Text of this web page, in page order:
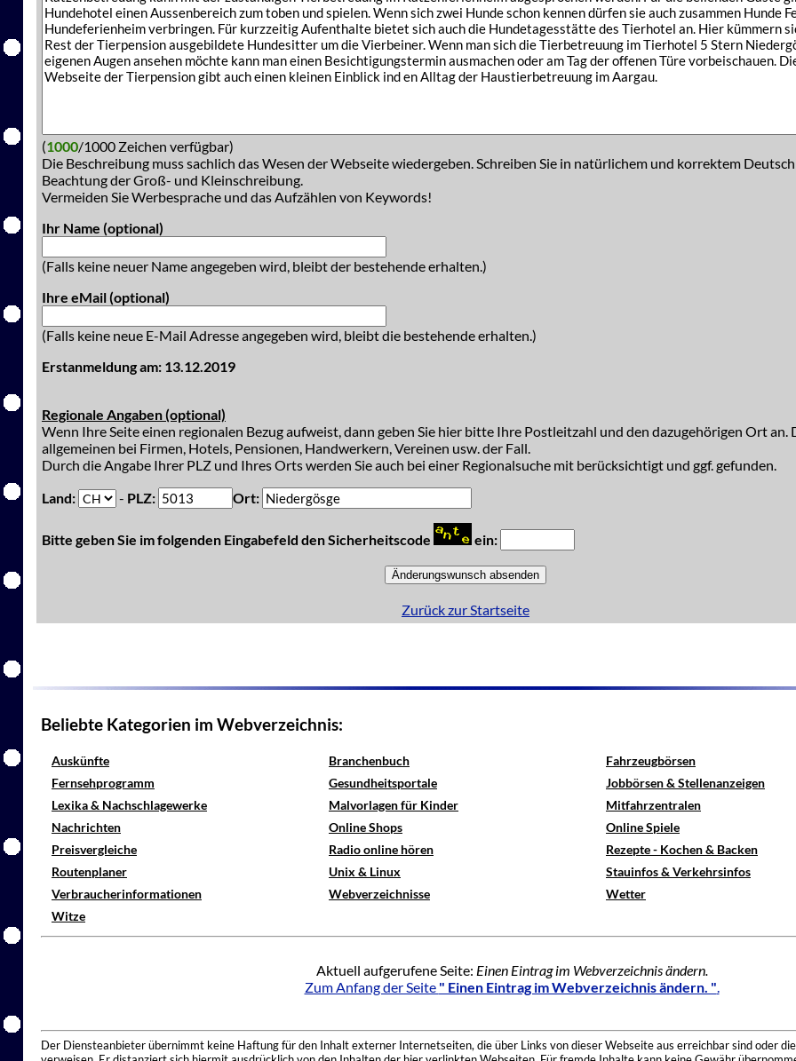
(1000/1000 Zeichen verfügbar)
Die Beschreibung muss sachlich das Wesen der Webseite wiedergeben. Schreiben Sie in natürlichem und korrektem
Beachtung der Groß- und Kleinschreibung.
Vermeiden Sie Werbesprache und das Aufzählen von Keywords!
Ihr Name (optional)
(Falls keine neuer Name angegeben wird, bleibt der bestehende erhalten.)
Ihre eMail (optional)
(Falls keine neue E-Mail Adresse angegeben wird, bleibt die bestehende erhalten.)
Erstanmeldung am: 13.12.2019
Regionale Angaben (optional)
Wenn Ihre Seite einen regionalen Bezug aufweist, dann geben Sie hier bitte Ihre Postleitzahl und den dazugehörigen Ort an.
allgemeinen bei Firmen, Hotels, Pensionen, Handwerkern, Vereinen usw. der Fall.
Durch die Angabe Ihrer PLZ und Ihres Orts werden Sie auch bei einer Regionalsuche mit berücksichtigt und ggf. gefunden.
Land:
- PLZ: Ort:
Bitte geben Sie im folgenden Eingabefeld den Sicherheitscode ein:
Zurück zur Startseite
Beliebte Kategorien im Webverzeichnis:
Auskünfte Branchenbuch
Fahrzeugbörsen
Fernsehprogramm
Gesundheitsportale
Jobbörsen & Stellenanzeigen
Lexika & Nachschlagewerke
Malvorlagen für Kinder
Mitfahrzentralen
Nachrichten
Online Shops
Online Spiele
Preisvergleiche
Radio online hören
Rezepte - Kochen & Backen
Routenplaner
Unix & Linux
Stauinfos & Verkehrsinfos
Verbraucherinformationen
Webverzeichnisse
Wetter
Witze
Aktuell aufgerufene Seite: Einen Eintrag im Webverzeichnis ändern.
Zum Anfang der Seite " Einen Eintrag im Webverzeichnis ändern. ".
Der Diensteanbieter übernimmt keine Haftung für den Inhalt externer Internetseiten, die über Links von dieser Webseite aus erreichbar sind oder